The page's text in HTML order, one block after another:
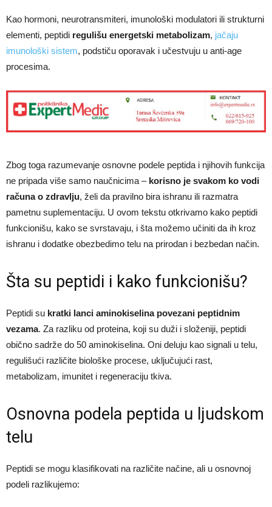
Kao hormoni, neurotransmiteri, imunološki modulatori ili strukturni
elementi, peptidi regulišu energetski metabolizam, jačaju
imunološki sistem, podstiču oporavak i učestvuju u anti-age
procesima.
Zbog toga razumevanje osnovne podele peptida i njihovih funkcija
ne pripada više samo naučnicima – korisno je svakom ko vodi
računa o zdravlju, želi da pravilno bira ishranu ili razmatra
pametnu suplementaciju. U ovom tekstu otkrivamo kako peptidi
funkcionišu, kako se svrstavaju, i šta možemo učiniti da ih kroz
ishranu i dodatke obezbedimo telu na prirodan i bezbedan način.
Šta su peptidi i kako funkcionišu?
Peptidi su kratki lanci aminokiselina povezani peptidnim
vezama. Za razliku od proteina, koji su duži i složeniji, peptidi
obično sadrže do 50 aminokiselina. Oni deluju kao signali u telu,
regulišući različite biološke procese, uključujući rast,
metabolizam, imunitet i regeneraciju tkiva.
Osnovna podela peptida u ljudskom
telu
Peptidi se mogu klasifikovati na različite načine, ali u osnovnoj
podeli razlikujemo: